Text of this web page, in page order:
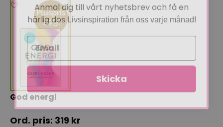
God energi
319 kr
Anmäl dig till vårt nyhetsbrev och få en
härlig dosLivsinspiration från oss varje månad!
Skicka